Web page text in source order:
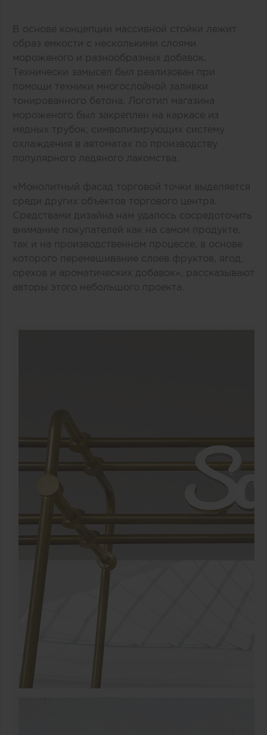
В основе концепции массивной стойки лежит
образ емкости с несколькими слоями
мороженого и разнообразных добавок.
Технически замысел был реализован при
помощи техники многослойной заливки
тонированного бетона. Логотип магазина
мороженого был закреплен на каркасе из
медных трубок, символизирующих систему
охлаждения в автоматах по производству
популярного ледяного лакомства.
«Монолитный фасад торговой точки выделяется
среди других объектов торгового центра.
Средствами дизайна нам удалось сосредоточить
внимание покупателей как на самом продукте,
так и на производственном процессе, в основе
которого перемешивание слоев фруктов, ягод,
орехов и ароматических добавок», рассказывают
авторы этого небольшого проекта.